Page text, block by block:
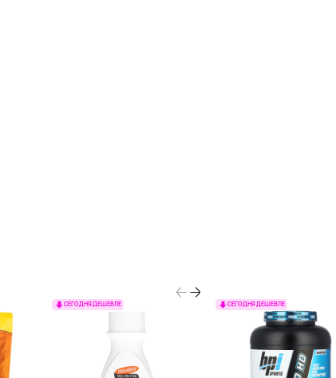
СЕГОДНЯ ДЕШЕВЛЕ СЕГОДНЯ ДЕШЕВЛЕ